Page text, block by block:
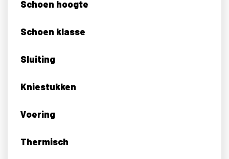
Schoen hoogte
Schoen klasse
Sluiting
Kniestukken
Voering
Thermisch